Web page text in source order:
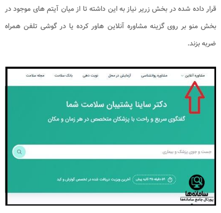
قرار داده شده در بخش زریر نیاز به این داشته تا از میان آیتم های موجود در
بخش منو بر روی گزینه مشاوره آنلاین هاور کرده یا در گوشی تلفن همراه
ضربه بزند.